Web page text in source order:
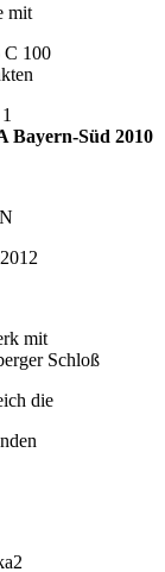
mit
C 100
Bayern-Süd 2010
mit
Schloß
die